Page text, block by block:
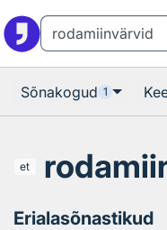
Sõnakogud 1
et
Erialasõnastikud